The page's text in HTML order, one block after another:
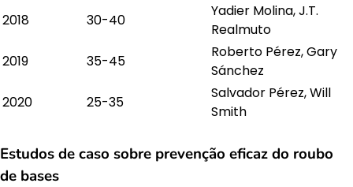
2018
30-40
Yadier Molina, J.T.
Realmuto
2019
35-45
Roberto Pérez, Gary
Sánchez
2020
25-35
Salvador Pérez, Will
Smith
Estudos de caso sobre prevenção eficaz do roubo
de bases